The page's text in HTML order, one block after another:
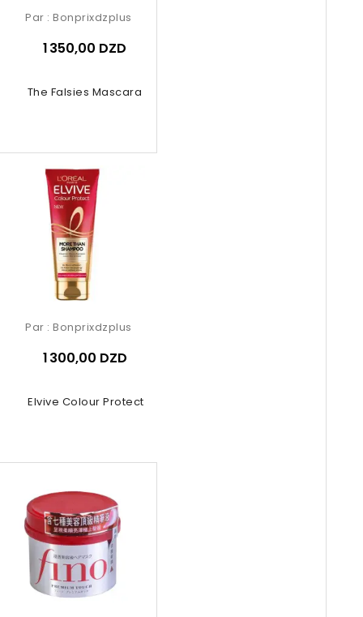
The Falsies Mascara
Par : Bonprixdzplus
1 350,00 DZD
Elvive Colour Protect More...
Par : Bonprixdzplus
1 300,00 DZD